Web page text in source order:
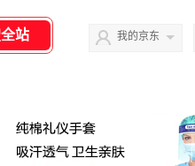
我的京东